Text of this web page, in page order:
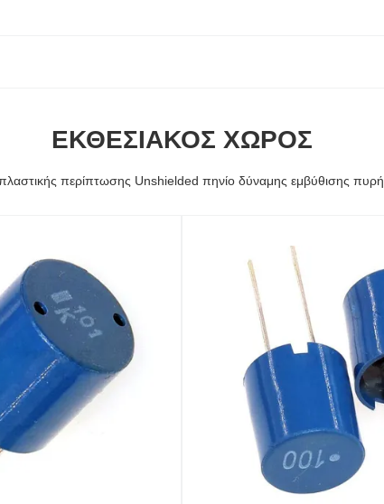
ΕΚΘΕΣΙΑΚΌΣ ΧΏΡΟΣ
περίπτωσης Unshielded πηνίο δύναμης εμβύθισης